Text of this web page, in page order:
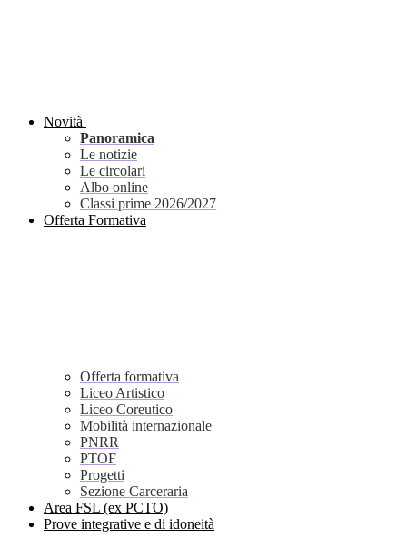
Novità
Panoramica
Le notizie
Le circolari
Albo online
Classi prime 2026/2027
Offerta Formativa
Offerta formativa
Liceo Artistico
Liceo Coreutico
Mobilità internazionale
PNRR
PTOF
Progetti
Sezione Carceraria
Area FSL (ex PCTO)
Prove integrative e di idoneità